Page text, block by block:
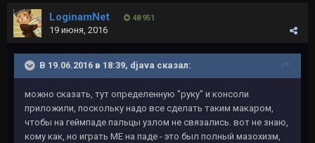
LoginamNet 48 951
19 июня, 2016
В 19.06.2016 в 18:39, djava сказал:
можно сказать, тут определенную "руку" и консоли
приложили, поскольку надо все сделать таким макаром,
чтобы на геймпаде пальцы узлом не связались. вот не знаю,
кому как, но играть МЕ на паде - это был полный мазохизм,